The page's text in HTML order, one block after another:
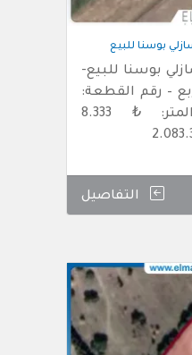
بوسنا للبيع
بوسنا للبيع-
متر مربع – رقم القطعة:
1435 – سعر المتر: ₺ 8.333
التفاصيل